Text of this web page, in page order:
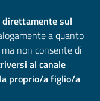
direttamente sul
a quanto
non consente di
al canale
proprio/a figlio/a